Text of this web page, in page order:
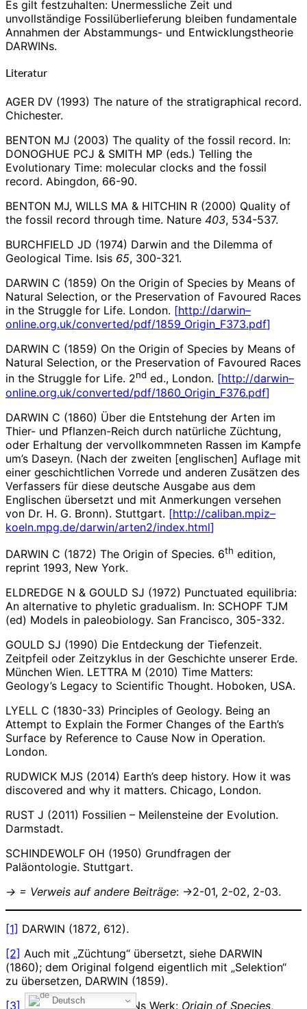
Es gilt festzuhalten: Unermessliche Zeit und
unvollständige Fossilüberlieferung bleiben fundamentale
Annahmen der Abstammungs- und Entwicklungstheorie
DARWINs.
Literatur
AGER DV (1993) The nature of the stratigraphical record.
Chichester.
BENTON MJ (2003) The quality of the fossil record. In:
DONOGHUE PCJ & SMITH MP (eds.) Telling the
Evolutionary Time: molecular clocks and the fossil
record. Abingdon, 66-90.
BENTON MJ, WILLS MA & HITCHIN R (2000) Quality of
the fossil record through time. Nature 403, 534-537.
BURCHFIELD JD (1974) Darwin and the Dilemma of
Geological Time. Isis 65, 300-321.
DARWIN C (1859) On the Origin of Species by Means of
Natural Selection, or the Preservation of Favoured Races
in the Struggle for Life. London. [http://darwin–
online.org.uk/converted/pdf/1859_Origin_F373.pdf]
DARWIN C (1859) On the Origin of Species by Means of
Natural Selection, or the Preservation of Favoured Races
in the Struggle for Life. 2nd ed., London. [http://darwin–
online.org.uk/converted/pdf/1860_Origin_F376.pdf]
DARWIN C (1860) Über die Entstehung der Arten im
Thier- und Pflanzen-Reich durch natürliche Züchtung,
oder Erhaltung der vervollkommneten Rassen im Kampfe
um’s Daseyn. (Nach der zweiten [englischen] Auflage mit
einer geschichtlichen Vorrede und anderen Zusätzen des
Verfassers für diese deutsche Ausgabe aus dem
Englischen übersetzt und mit Anmerkungen versehen
von Dr. H. G. Bronn). Stuttgart. [http://caliban.mpiz–
koeln.mpg.de/darwin/arten2/index.html]
DARWIN C (1872) The Origin of Species. 6th edition,
reprint 1993, New York.
ELDREDGE N & GOULD SJ (1972) Punctuated equilibria:
An alternative to phyletic gradualism. In: SCHOPF TJM
(ed) Models in paleobiology. San Francisco, 305-332.
GOULD SJ (1990) Die Entdeckung der Tiefenzeit.
Zeitpfeil oder Zeitzyklus in der Geschichte unserer Erde.
München Wien. LETTRA M (2010) Time Matters:
Geology’s Legacy to Scientific Thought. Hoboken, USA.
LYELL C (1830-33) Principles of Geology. Being an
Attempt to Explain the Former Changes of the Earth’s
Surface by Reference to Cause Now in Operation.
London.
RUDWICK MJS (2014) Earth’s deep history. How it was
discovered and why it matters. Chicago, London.
RUST J (2011) Fossilien – Meilensteine der Evolution.
Darmstadt.
SCHINDEWOLF OH (1950) Grundfragen der
Paläontologie. Stuttgart.
-> = Verweis auf andere Beiträge: ->2-01, 2-02, 2-03.
[1] DARWIN (1872, 612).
[2] Auch mit „Züchtung“ übersetzt, siehe DARWIN
(1860); dem Original folgend eigentlich mit „Selektion“
zu übersetzen, DARWIN (1859).
[3] Kurzform von DARWINs Werk: Origin of Species,
Deutsch